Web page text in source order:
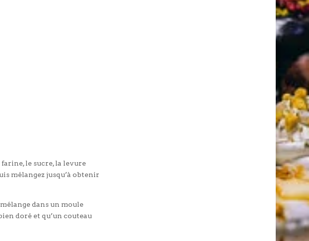
le sucre, la levure
mélangez jusqu’à obtenir
dans un moule
doré et qu’un couteau